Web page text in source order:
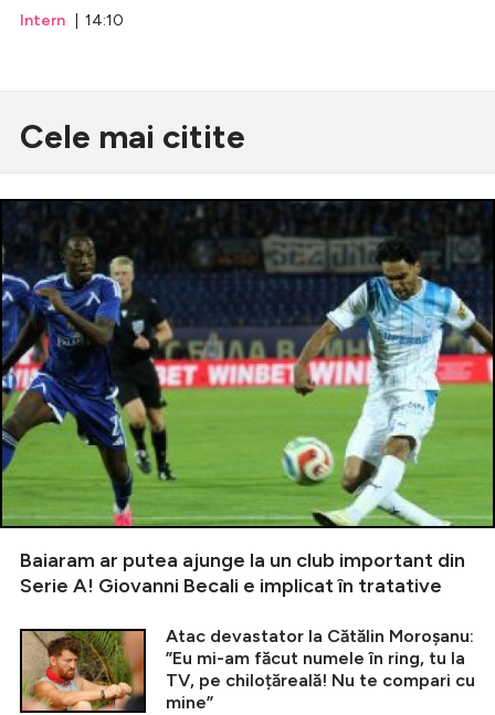
Intern | 14:10
Cele mai citite
Baiaram ar putea ajunge la un club important din
Serie A! Giovanni Becali e implicat în tratative
Atac devastator la Cătălin Moroșanu:
”Eu mi-am făcut numele în ring, tu la
TV, pe chiloțăreală! Nu te compari cu
mine”